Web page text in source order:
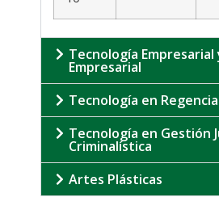
Tecnología
Empresarial
Tecnología en
Tecnología en Gestión
Criminalística
Artes Plásticas